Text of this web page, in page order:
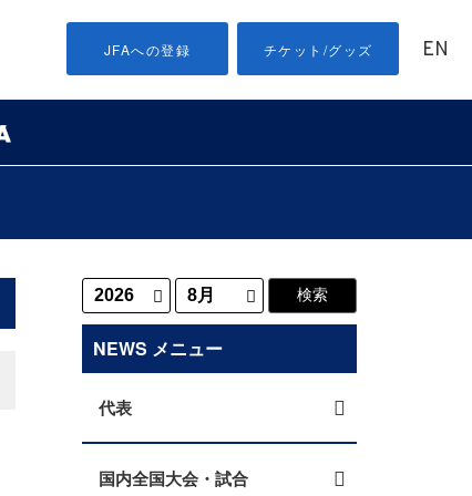
JFAへの登録 チケット/グッズ EN
NEWS メニュー
代表
国内全国大会・試合